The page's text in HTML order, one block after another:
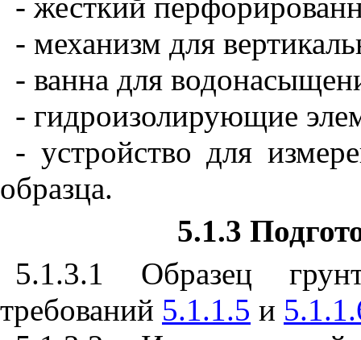
- механизм для
- ванна для
- гидроизолирующие
- устройство для
образца.
5.1.3
5.1.3.1 Образец
требований 5.1.1.5 и